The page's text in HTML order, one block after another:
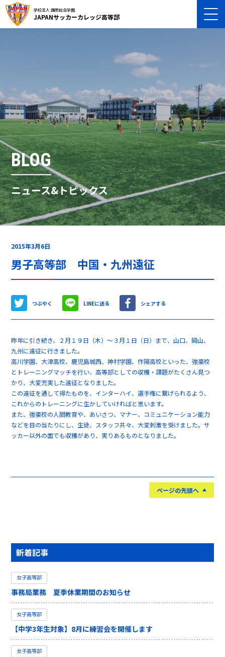
学校法人 国際総合学園
JAPANサッカーカレッジ高等部
BLOG
ニュース&トピックス
2015年3月6日
男子高等部 中国・九州遠征
つぶやく LINEに送る シェアする
昨年に引き続き、２月１９日（木）～３月１日（日）まで、山口、岡山、
九州に遠征に行きました。
高川学園、大津高校、鹿児島城西、神村学園、作陽高校といった、強豪校
とトレーニングマッチを行い、高等部としての収穫・課題がたくさん見つ
かり、大変充実した遠征となりました。
この遠征を通して得たものを、インターハイ、選手権に繋げられるよう、
これからのトレーニングに生かしていければと思います。
また、強豪校の人間教育や、あいさつ、マナー、コミュニケーション能力
などを目の当たりにし、生徒、スタッフ共々、大変刺激を受けました。サ
ッカー以外の面でも収穫があり、実りあるものとなりました。
ページの先頭へ
新着記事
女子高等部
事務局業務 夏季休業期間のお知らせ
女子高等部
【中学3年生対象】8月に練習会を開催します
女子高等部